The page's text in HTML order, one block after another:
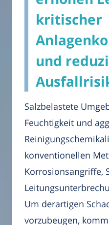
kritischer
und
Salzbelastete
Feuchtigkeit und
konventionellen
Korrosionsangriffe,
Um derartigen
vorzubeugen,